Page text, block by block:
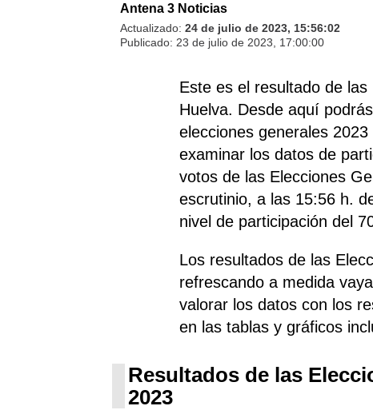
Antena 3 Noticias
Actualizado: 24 de julio de 2023, 15:56:02
Publicado: 23 de julio de 2023, 17:00:00
Este es el resultado de
Huelva. Desde aquí
elecciones generales
examinar los datos de
votos de las Elecciones
escrutinio, a las 15:56 h.
nivel de participación del
Los resultados de las
refrescando a medida
valorar los datos con los
en las tablas y gráficos
Resultados de las
2023